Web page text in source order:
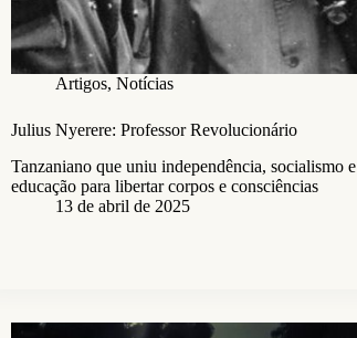
Artigos,Notícias
Julius Nyerere: Professor Revolucionário
Tanzaniano que uniu independência, socialismo e
educação para libertar corpos e consciências
13 de abril de 2025